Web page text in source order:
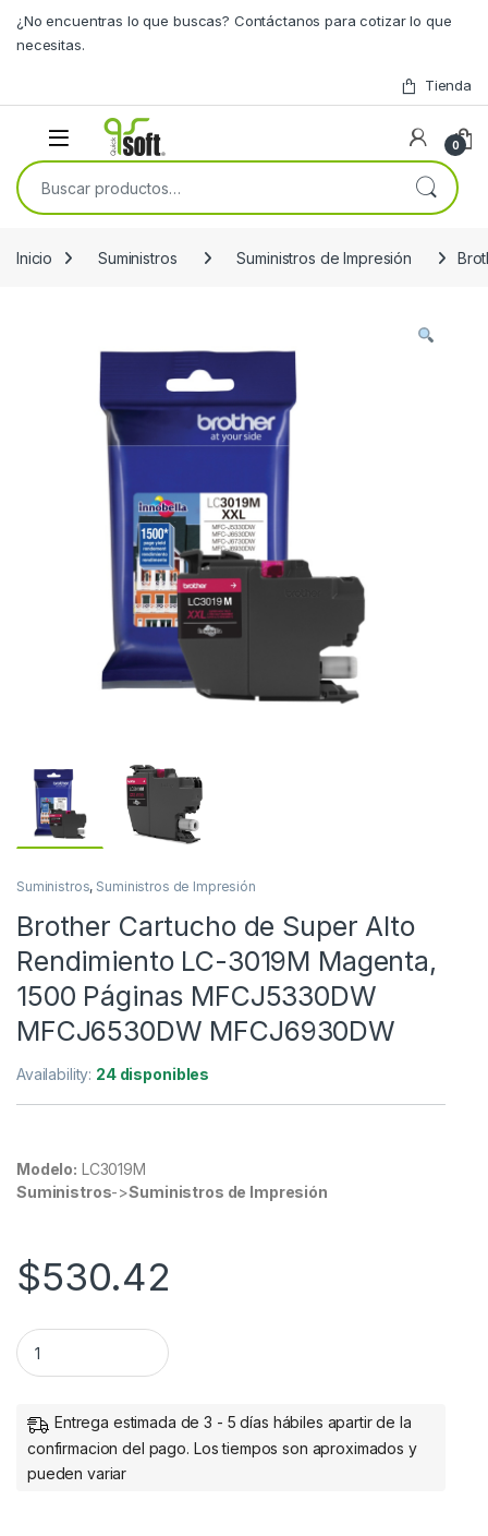
¿No encuentras lo que buscas? Contáctanos para cotizar lo que
necesitas.
Tienda
0
Buscar por:
Inicio Suministros Suministros de Impresión
Suministros, Suministros de Impresión
Brother Cartucho de Super Alto
Rendimiento LC-3019M Magenta,
1500 Páginas MFCJ5330DW
MFCJ6530DW MFCJ6930DW
Availability: 24 disponibles
Modelo: LC3019M
Suministros->Suministros de Impresión
$530.42
Brother Cartucho de Super Alto Rendimiento LC-3019M
Entrega estimada de 3 - 5 días hábiles apartir de la
confirmacion del pago. Los tiempos son aproximados y
pueden variar